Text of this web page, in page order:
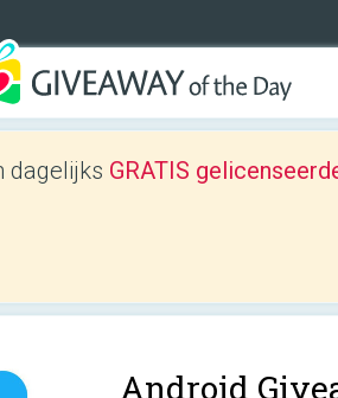
dagelijks GRATIS
Android